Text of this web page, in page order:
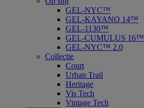
GEL-NYC™
GEL-KAYANO 14™
GEL-1130™
GEL-CUMULUS 16™
GEL-NYC™ 2.0
Collectie
Court
Urban Trail
Heritage
Vis Tech
Vintage Tech